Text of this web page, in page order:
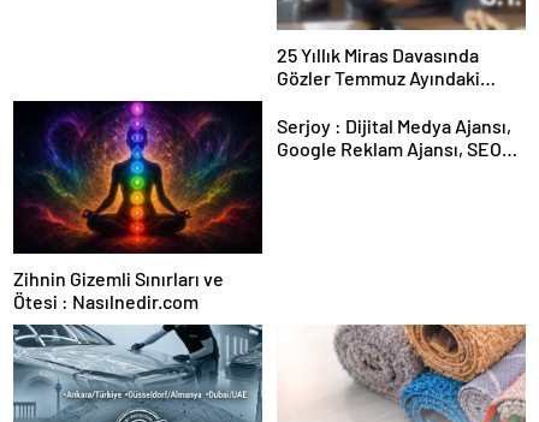
25 Yıllık Miras Davasında
Gözler Temmuz Ayındaki
Zihnin Gizemli Sınırları ve
Ötesi : Nasılnedir.com
Serjoy : Dijital Medya Ajansı,
Google Reklam Ajansı, SEO